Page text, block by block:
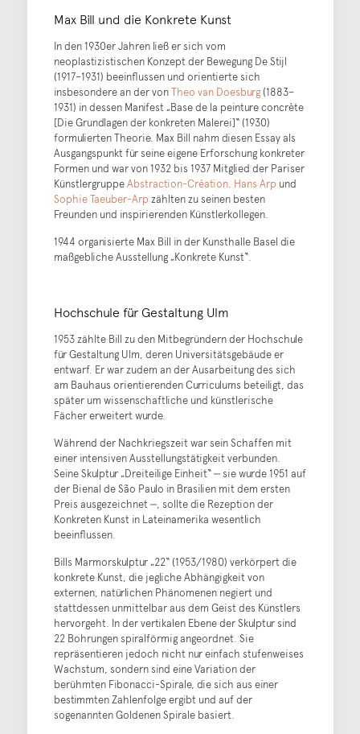
Max Bill und die Konkrete Kunst
In den 1930er Jahren ließ er sich vom
neoplastizistischen Konzept der Bewegung De Stijl
(1917–1931) beeinflussen und orientierte sich
insbesondere an der vonTheo van Doesburg(1883–
1931) in dessen Manifest „Base de la peinture concrète
[Die Grundlagen der konkreten Malerei]“ (1930)
formulierten Theorie. Max Bill nahm diesen Essay als
Ausgangspunkt für seine eigene Erforschung konkreter
Formen und war von 1932 bis 1937 Mitglied der Pariser
KünstlergruppeAbstraction-Création. Hans Arp und
Sophie Taeuber-Arp zählten zu seinen besten
Freunden und inspirierenden Künstlerkollegen.
1944 organisierte Max Bill in der Kunsthalle Basel die
maßgebliche Ausstellung „Konkrete Kunst“.
Hochschule für Gestaltung Ulm
1953 zählte Bill zu den Mitbegründern der Hochschule
für Gestaltung Ulm, deren Universitätsgebäude er
entwarf. Er war zudem an der Ausarbeitung des sich
am Bauhaus orientierenden Curriculums beteiligt, das
später um wissenschaftliche und künstlerische
Fächer erweitert wurde.
Während der Nachkriegszeit war sein Schaffen mit
einer intensiven Ausstellungstätigkeit verbunden.
Seine Skulptur „Dreiteilige Einheit“ ‒ sie wurde 1951 auf
der Bienal de São Paulo in Brasilien mit dem ersten
Preis ausgezeichnet ‒, sollte die Rezeption der
Konkreten Kunst in Lateinamerika wesentlich
beeinflussen.
Bills Marmorskulptur „22“ (1953/1980) verkörpert die
konkrete Kunst, die jegliche Abhängigkeit von
externen, natürlichen Phänomenen negiert und
stattdessen unmittelbar aus dem Geist des Künstlers
hervorgeht. In der vertikalen Ebene der Skulptur sind
22 Bohrungen spiralförmig angeordnet. Sie
repräsentieren jedoch nicht nur einfach stufenweises
Wachstum, sondern sind eine Variation der
berühmten Fibonacci-Spirale, die sich aus einer
bestimmten Zahlenfolge ergibt und auf der
sogenannten Goldenen Spirale basiert.